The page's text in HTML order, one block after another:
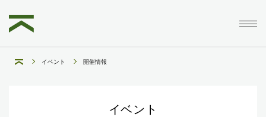
イベント 開催情報
イベント